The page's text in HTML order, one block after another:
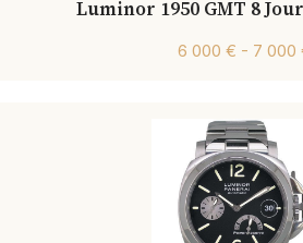
Luminor 1950 GMT 8
6 000 € - 7 000